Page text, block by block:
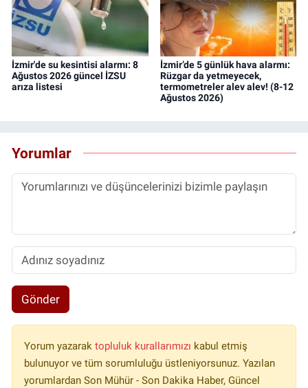
İzmir'de su kesintisi alarmı: 8
Ağustos 2026 güncel İZSU
arıza listesi
İzmir’de 5 günlük hava alarmı:
Rüzgar da yetmeyecek,
termometreler alev alev! (8-12
Ağustos 2026)
Yorumlar
Gönder
Yorum yazarak topluluk kurallarımızı kabul etmiş
bulunuyor ve tüm sorumluluğu üstleniyorsunuz. Yazılan
yorumlardan Son Mühür - Son Dakika Haber, Güncel